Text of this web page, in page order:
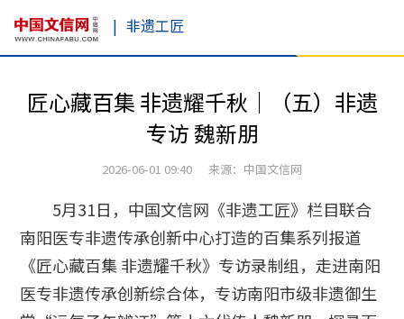
| 非遗工匠
匠心藏百集 非遗耀千秋｜（五）非遗
专访 魏新朋
2026-06-01 09:40 来源：中国文信网
5月31日，中国文信网《非遗工匠》栏目联合
南阳医专非遗传承创新中心打造的百集系列报道
《匠心藏百集 非遗耀千秋》专访录制组，走进南阳
医专非遗传承创新综合体，专访南阳市级非遗御生